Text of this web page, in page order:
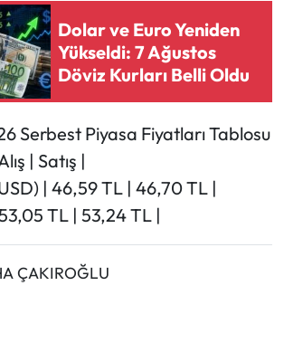
Dolar ve Euro Yeniden
Yükseldi: 7 Ağustos
Döviz Kurları Belli Oldu
Serbest Piyasa Fiyatları Tablosu
| Satış |
| 46,59 TL | 46,70 TL |
TL | 53,24 TL |
ÇAKIROĞLU